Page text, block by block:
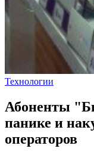
Технологии
Абоненты
панике и
операторов